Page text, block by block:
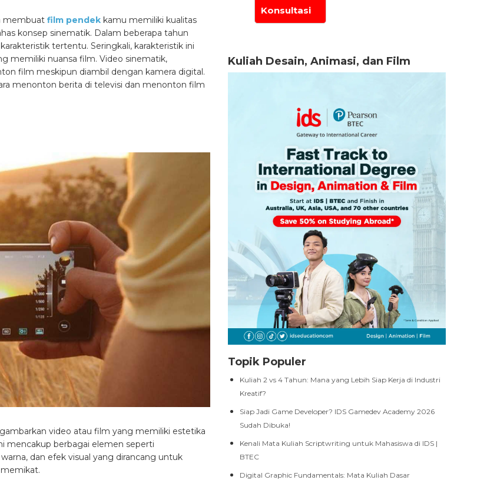
membuat film pendek kamu memiliki kualitas
konsep sinematik. Dalam beberapa tahun
tertentu. Seringkali, karakteristik ini
memiliki nuansa film. Video sinematik,
film meskipun diambil dengan kamera digital.
menonton berita di televisi dan menonton film
video atau film yang memiliki estetika
mencakup berbagai elemen seperti
dan efek visual yang dirancang untuk
Kuliah Desain, Animasi, dan Film
Topik Populer
Kuliah 2 vs 4 Tahun: Mana yang Lebih Siap Kerja di Industri
Kreatif?
Siap Jadi Game Developer? IDS Gamedev Academy 2026
Sudah Dibuka!
Kenali Mata Kuliah Scriptwriting untuk Mahasiswa di IDS |
BTEC
Digital Graphic Fundamentals: Mata Kuliah Dasar